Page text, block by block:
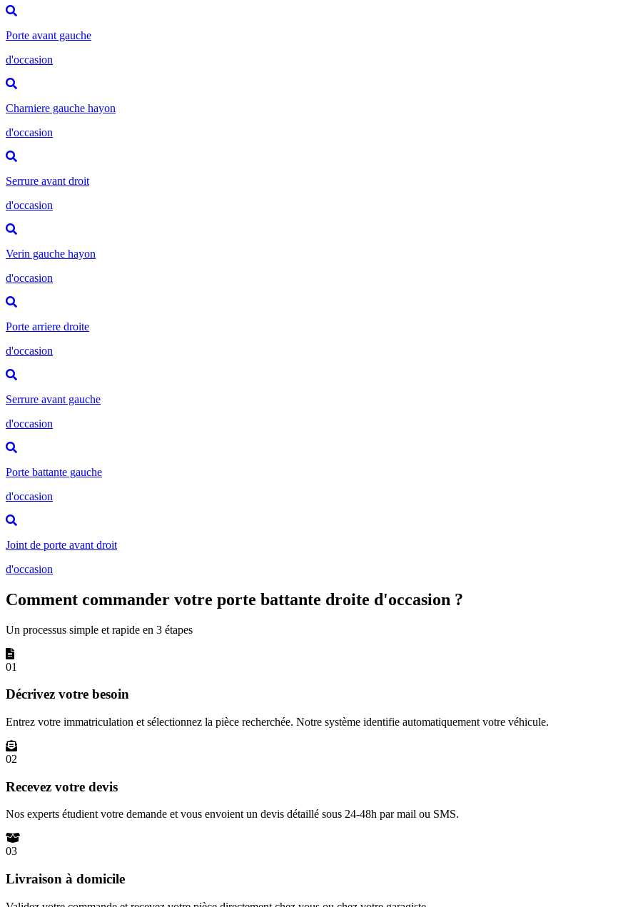
Porte avant gauche
d'occasion
Charniere gauche hayon
d'occasion
Serrure avant droit
d'occasion
Verin gauche hayon
d'occasion
Porte arriere droite
d'occasion
Serrure avant gauche
d'occasion
Porte battante gauche
d'occasion
Joint de porte avant droit
d'occasion
Comment commander votre porte battante droite d'occasion ?
Un processus simple et rapide en 3 étapes
01
Décrivez votre besoin
Entrez votre immatriculation et sélectionnez la pièce recherchée. Notre système identifie automatiquement votre véhicule.
02
Recevez votre devis
Nos experts étudient votre demande et vous envoient un devis détaillé sous 24-48h par mail ou SMS.
03
Livraison à domicile